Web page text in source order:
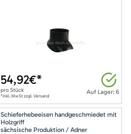
Auf Lager: 6
54,92€*
pro Stück
*inkl. MwSt zzgl. Versand
Schieferhebeeisen handgeschmiedet mit
Holzgriff
sächsische Produktion / Adner